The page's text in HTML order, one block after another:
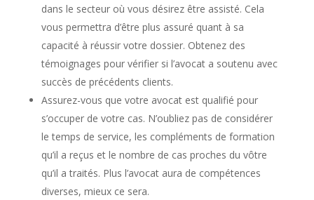
dans le secteur où vous désirez être assisté. Cela
vous permettra d’être plus assuré quant à sa
capacité à réussir votre dossier. Obtenez des
témoignages pour vérifier si l’avocat a soutenu avec
succès de précédents clients.
Assurez-vous que votre avocat est qualifié pour
s’occuper de votre cas. N’oubliez pas de considérer
le temps de service, les compléments de formation
qu’il a reçus et le nombre de cas proches du vôtre
qu’il a traités. Plus l’avocat aura de compétences
diverses, mieux ce sera.